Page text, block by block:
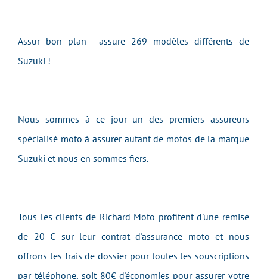
Assur bon plan assure 269 modèles différents de
Suzuki !
Nous sommes à ce jour un des premiers assureurs
spécialisé moto à assurer autant de motos de la marque
Suzuki et nous en sommes fiers.
Tous les clients de Richard Moto profitent d'une remise
de 20 € sur leur contrat d'assurance moto et nous
offrons les frais de dossier pour toutes les souscriptions
par téléphone, soit 80€ d'économies pour assurer votre